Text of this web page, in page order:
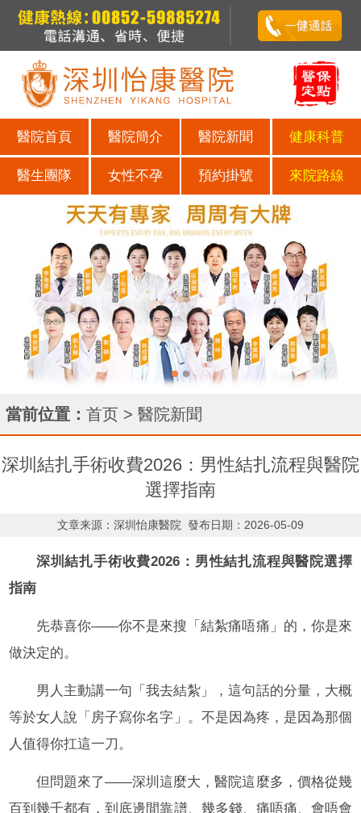
醫院首頁 醫院簡介 醫院新聞 健康科普
醫生團隊 女性不孕 預約掛號 來院路線
當前位置： 首页 > 醫院新聞
深圳結扎手術收費2026：男性結扎流程與醫院
選擇指南
文章来源：深圳怡康醫院 發布日期：2026-05-09
深圳結扎手術收費2026：男性結扎流程與醫院選擇
指南
先恭喜你——你不是來搜「結紮痛唔痛」的，你是來
做決定的。
男人主動講一句「我去結紮」，這句話的分量，大概
等於女人說「房子寫你名字」。不是因為疼，是因為那個
人值得你扛這一刀。
但問題來了——深圳這麼大，醫院這麼多，價格從幾
百到幾千都有，到底邊間靠譜、幾多錢、痛唔痛、會唔會